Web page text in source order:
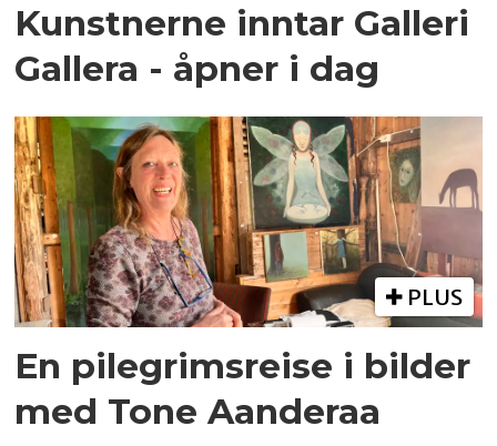
Kunstnerne inntar Galleri
Gallera - åpner i dag
PLUS
En pilegrimsreise i bilder
med Tone Aanderaa